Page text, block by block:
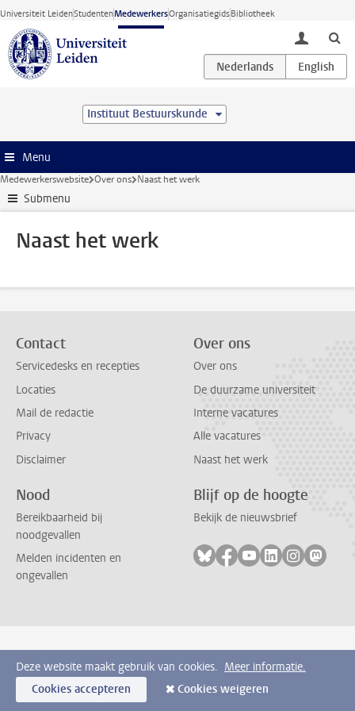
Ga direct naar de inhoud
Universiteit LeidenStudentenMedewerkersOrganisatiegidsBibliotheek
toggle
Instituut Bestuurskunde
Menu
Medewerkerswebsite Over ons Naast het werk
Submenu
Naast het werk
Contact
Servicedesks en recepties
Locaties
Mail de redactie
Privacy
Disclaimer
Over ons
Over ons
De duurzame universiteit
Interne vacatures
Alle vacatures
Naast het werk
Nood
Bereikbaarheid bij
noodgevallen
Melden incidenten en
ongevallen
Blijf op de hoogte
Bekijk de nieuwsbrief
Volg ons op bluesky
Volg ons op facebook
Volg ons op
Volg ons op
Volg ons
Volg
Deze website maakt gebruik van cookies. Meer informatie.
Cookies accepteren
Cookies weigeren